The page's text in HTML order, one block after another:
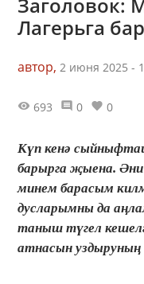
Заголовок:
Лагерьга
автор, 2 июня 2025 -
693 0 0
Күп кенә
барырга җыена.
минем барасым
дусларымны да
таныш түгел
атнасын